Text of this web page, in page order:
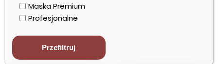
Maska Premium
Profesjonalne
Przetłuszczające się, z łupieżem
Przefiltruj